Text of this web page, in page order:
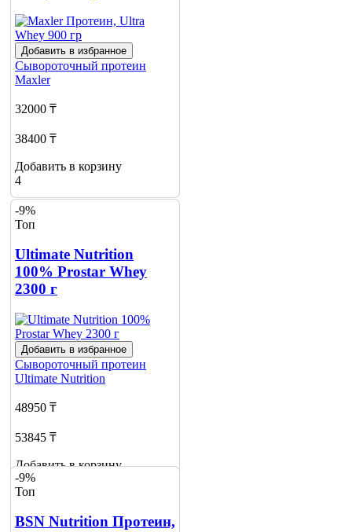
Добавить в избранное
Сывороточный протеин
Maxler
32000 ₸
38400 ₸
Добавить в корзину
4
-9%
Топ
Ultimate Nutrition
100% Prostar Whey
2300 г
Добавить в избранное
Сывороточный протеин
Ultimate Nutrition
48950 ₸
53845 ₸
Добавить в корзину
2
-9%
Топ
BSN Nutrition Протеин,